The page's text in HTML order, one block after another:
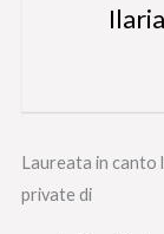
Laureata in canto
private di